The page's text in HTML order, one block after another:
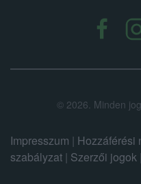
© 2026. Minden
Impresszum | Hozzáférési
szabályzat | Szerzői jogok